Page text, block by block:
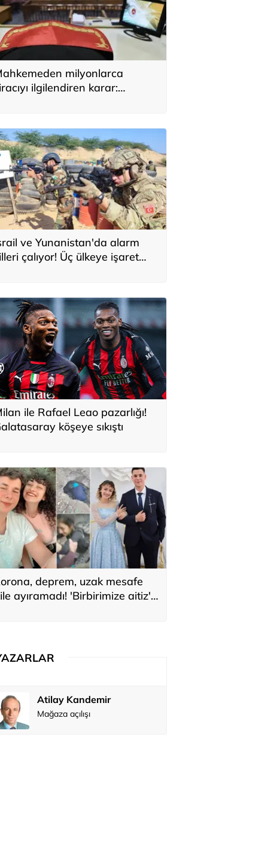
milyonlarca
ilgilendiren karar:
ve Yunanistan'da alarm
çalıyor! Üç ülkeye işaret
ile Rafael Leao pazarlığı!
köşeye sıkıştı
deprem, uzak mesafe
ayıramadı! 'Birbirimize aitiz'
Atilay Kandemir
Mağaza açılışı